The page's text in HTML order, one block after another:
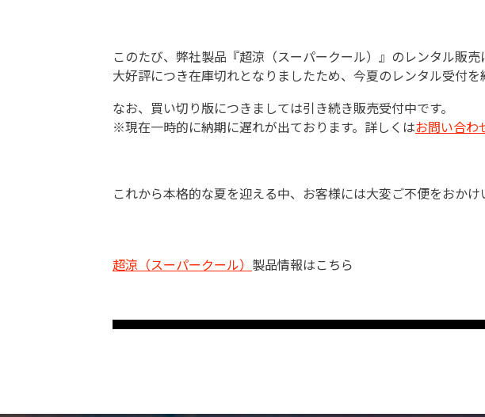
このたび、弊社製品『超涼（スーパークール）』のレンタル販売
大好評につき在庫切れとなりましたため、今夏のレンタル受付を
なお、買い切り版につきましては引き続き販売受付中です。
※現在一時的に納期に遅れが出ております。詳しくはお問い合わ
これから本格的な夏を迎える中、お客様には大変ご不便をおか
超涼（スーパークール） 製品情報はこちら